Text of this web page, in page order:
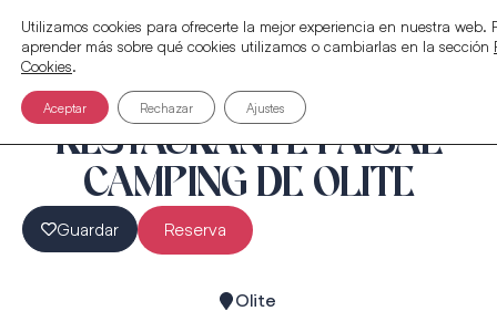
RESTAURANTE PAISAL
CAMPING DE OLITE
Guardar Reserva
Olite
Utilizamos cookies para ofrecerte la mejor experiencia en nuestra web.
aprender más sobre qué cookies utilizamos o cambiarlas en la sección
Cookies.
Aceptar Rechazar Ajustes